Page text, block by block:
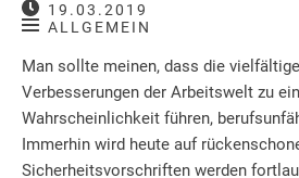
19.03.2019
ALLGEMEIN
Man sollte meinen, dass die
Verbesserungen der Arbeitswelt zu
Wahrscheinlichkeit führen,
Immerhin wird heute auf
Sicherheitsvorschriften werden